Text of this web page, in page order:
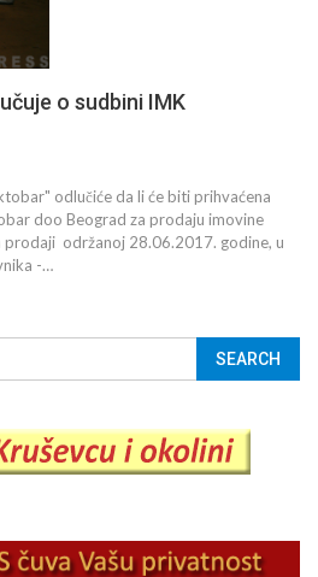
o sudbini IMK
odlučiće da li će biti prihvaćena
doo Beograd za prodaju imovine
prodaji održanoj 28.06.2017. godine, u
-…